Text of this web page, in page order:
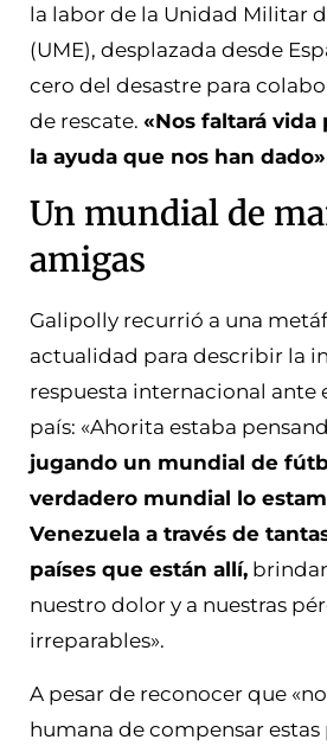
la labor de la Unidad Militar
(UME), desplazada desde
cero del desastre para
de rescate. «Nos faltará vida
la ayuda que nos han dado»
Un mundial de
amigas
Galipolly recurrió a una
actualidad para describir la
respuesta internacional ante
país: «Ahorita estaba
jugando un mundial de
verdadero mundial lo
Venezuela a través de
países que están allí,
nuestro dolor y a nuestras
irreparables».
A pesar de reconocer que
humana de compensar estas